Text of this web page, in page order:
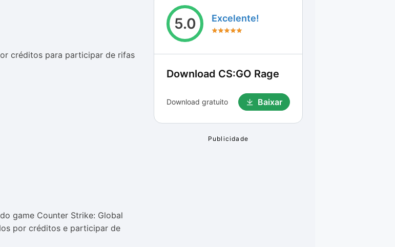
créditos para participar de rifas
game Counter Strike: Global
por créditos e participar de
5.0 Excelente!
Download CS:GO Rage
Download gratuito Baixar